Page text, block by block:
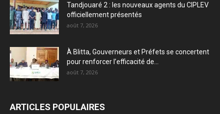
Tandjouaré 2 : les nouveaux agents du CIPLEV
officiellement présentés
août 7, 2026
À Blitta, Gouverneurs et Préfets se concertent
pour renforcer l’efficacité de...
août 7, 2026
ARTICLES POPULAIRES